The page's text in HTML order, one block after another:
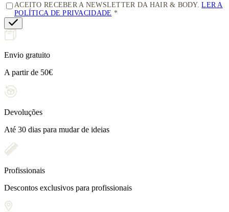
ACEITO RECEBER A NEWSLETTER DA HAIR & BODY.LER A
POLÍTICA DE PRIVACIDADE
Envio gratuito
A partir de 50€
Devoluções
Até 30 dias para mudar de ideias
Profissionais
Descontos exclusivos para profissionais